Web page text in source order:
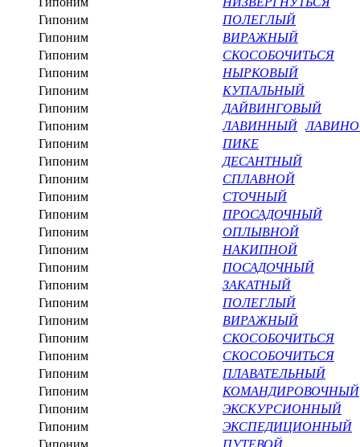
Гипоним
ПОЛЕГЛЫЙ
Гипоним
ВИРАЖНЫЙ
Гипоним
СКОСОБОЧИТЬСЯ
Гипоним
НЫРКОВЫЙ
Гипоним
КУПАЛЬНЫЙ
Гипоним
ДАЙВИНГОВЫЙ
Гипоним
ЛАВИННЫЙ
Гипоним
ПИКЕ
Гипоним
ДЕСАНТНЫЙ
Гипоним
СПЛАВНОЙ
Гипоним
СТОЧНЫЙ
Гипоним
ПРОСАДОЧНЫЙ
Гипоним
ОПЛЫВНОЙ
Гипоним
НАКИПНОЙ
Гипоним
ПОСАДОЧНЫЙ
Гипоним
ЗАКАТНЫЙ
Гипоним
ПОЛЕГЛЫЙ
Гипоним
ВИРАЖНЫЙ
Гипоним
СКОСОБОЧИТЬСЯ
Гипоним
СКОСОБОЧИТЬСЯ
Гипоним
ПЛАВАТЕЛЬНЫЙ
Гипоним
КОМАНДИРОВОЧНЫЙ
Гипоним
ЭКСКУРСИОННЫЙ
Гипоним
ЭКСПЕДИЦИОННЫЙ
Гипоним
ПУТЕВОЙ